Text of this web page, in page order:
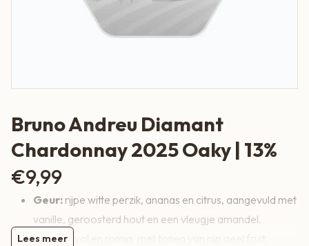
Bruno Andreu Diamant
Chardonnay 2025 Oaky | 13%
€9,99
Geur: rijpe witte perzik, ananas en citrus, aangevuld met
vanille, geroosterd hout en een vleugje amandel.
Smaak:
Lees meer